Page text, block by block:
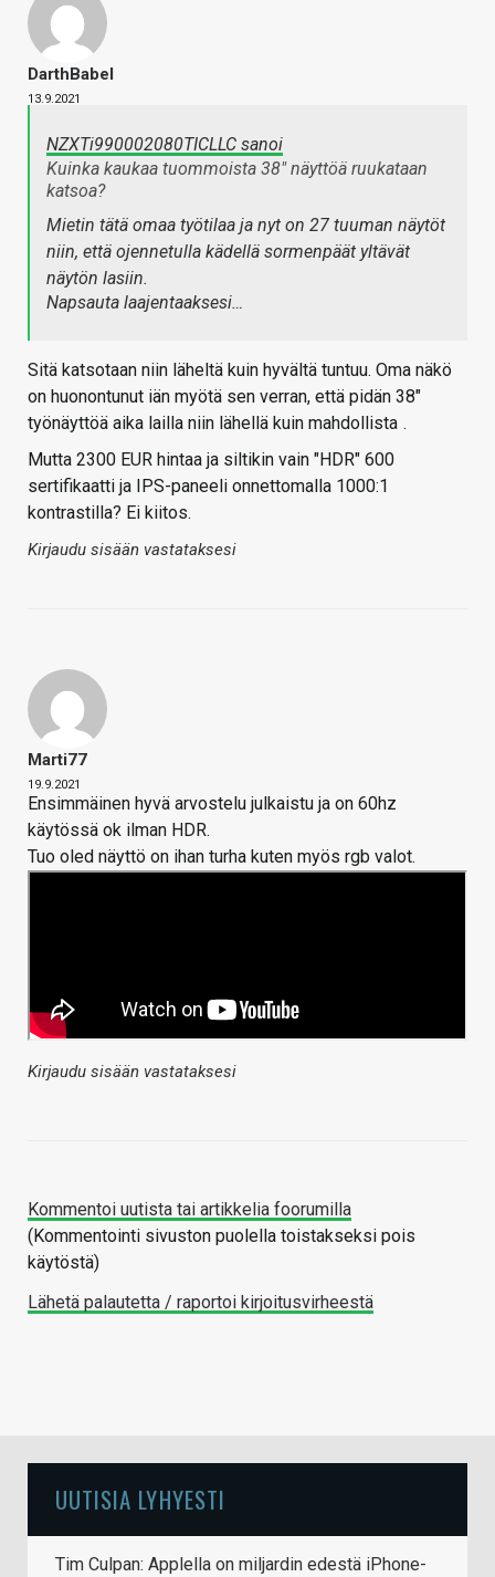
DarthBabel
13.9.2021
NZXTi990002080TICLLC sanoi
Kuinka kaukaa tuommoista 38" näyttöä ruukataan
katsoa?
Mietin tätä omaa työtilaa ja nyt on 27 tuuman näytöt
niin, että ojennetulla kädellä sormenpäät yltävät
näytön lasiin.
Napsauta laajentaaksesi…
Sitä katsotaan niin läheltä kuin hyvältä tuntuu. Oma näkö
on huonontunut iän myötä sen verran, että pidän 38"
työnäyttöä aika lailla niin lähellä kuin mahdollista .
Mutta 2300 EUR hintaa ja siltikin vain "HDR" 600
sertifikaatti ja IPS-paneeli onnettomalla 1000:1
kontrastilla? Ei kiitos.
Kirjaudu sisään vastataksesi
Marti77
19.9.2021
Ensimmäinen hyvä arvostelu julkaistu ja on 60hz
käytössä ok ilman HDR.
Tuo oled näyttö on ihan turha kuten myös rgb valot.
Kirjaudu sisään vastataksesi
Kommentoi uutista tai artikkelia foorumilla
(Kommentointi sivuston puolella toistakseksi pois
käytöstä)
Lähetä palautetta / raportoi kirjoitusvirheestä
UUTISIA LYHYESTI
Tim Culpan: Applella on miljardin edestä iPhone-